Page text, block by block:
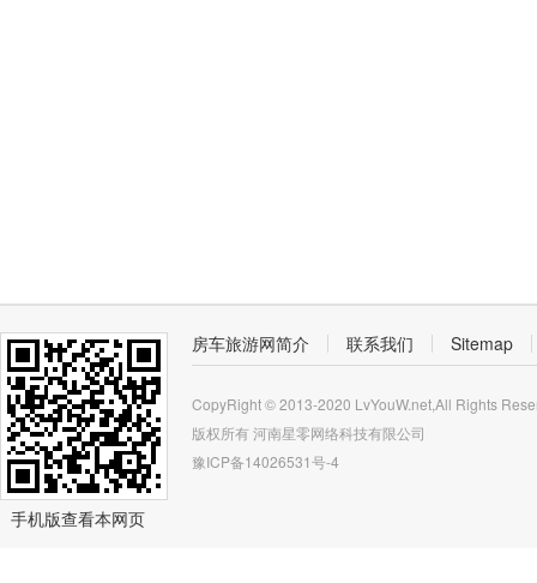
手机版查看本网页
房车旅游网简介 联系我们 Sitemap
CopyRight © 2013-2020 LvYouW.net,All Rights
版权所有河南星零网络科技有限公司
豫ICP备14026531号-4